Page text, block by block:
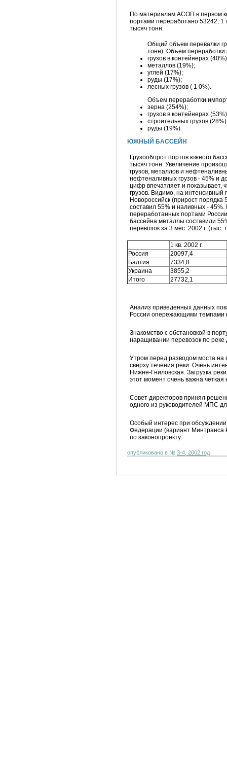
По материалам АСОП в первом
портами переработано 53242, 1
тысяч тонн.
Общий объем перевалки
тонн). Объем переработки
грузов в контейнерах
металлов (19%);
углей (17%);
руды (17%);
лесных грузов ( 1 0%).
Объем переработки
зерна (254%);
грузов в контейнерах
строительных грузов
руды (19%).
ЮЖНЫЙ БАССЕЙН
Грузооборот портов южного
тысяч тонн. Увеличение
грузов, металлов и
нефтеналивных грузов - 45% и
цифр впечатляет и показывает,
грузов. Видимо, на интенсивный
Новороссийск (прирост порядка
составил 55% и наливных -
переработанных портами
бассейна металлы составили
перевозок за 3 мес. 2002 г. (тыс.
1 кв. 2002 г.
Россия
20097,4
Балтия
7334,8
Украина
3855,2
Итого
27732,1
Анализ приведенных данных
России опережающими темпами
Знакомство с обстановкой в
наращивании перевозок по реке
Утром перед разводом моста на
сверху течения реки. Очень
Нижне-Гниловская. Загрузка
этот момент очень важна
Совет директоров принял
одного из руководителей МПС
Особый интерес при обсуждении
Федерации (вариант Минтранса
по законопроекту.
опубликовано в № 3-4, 2002 год